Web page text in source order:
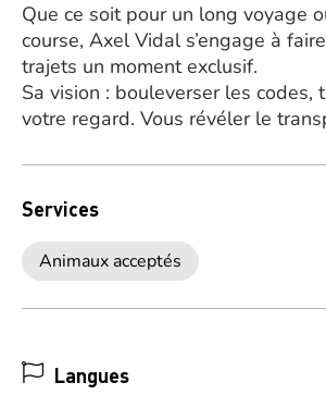
Que ce soit pour un long voyage
course, Axel Vidal s’engage à
trajets un moment exclusif.
Sa vision : bouleverser les codes,
votre regard. Vous révéler le
Services
Animaux acceptés
Langues